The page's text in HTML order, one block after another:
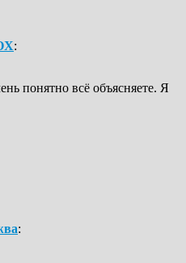
:
понятно всё объясняете. Я
: